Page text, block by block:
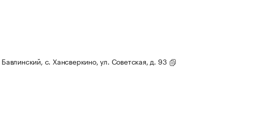
с. Хансверкино, ул. Советская, д. 93